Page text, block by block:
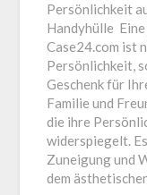
Persönlichkeit
Handyhülle
Case24.com ist
Persönlichkeit,
Geschenk für
Familie und
die ihre
widerspiegelt.
Zuneigung und
dem